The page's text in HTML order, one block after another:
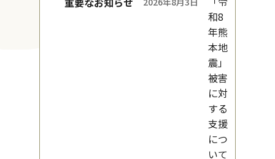
和8
年熊
本地
震」
被害
に対
する
支援
につ
いて